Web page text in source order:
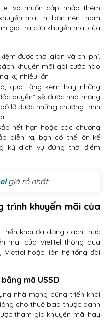
và muốn cập nhập thêm
mãi thì bạn nên tham
gia tra cứu khuyến mãi của
được thời gian và chi phí,
khuyến mãi gói cước nào
ký nhiều lần
quà tặng kèm hay những
quyền” sẽ được nhà mạng
lỡ được những chương trình
hết hạn hoặc các chương
diễn ra, bạn có thể lên kế
ký dịch vụ đúng thời điểm
giá rẻ nhất
trình khuyến mãi của
triển khai đa dạng cách thực
mãi của Viettel thông qua
Viettel hoặc liên hệ tổng đài
mã USSD
nhà mạng cũng triển khai
cho thuê bao thuộc danh
tham gia khuyến mãi hay